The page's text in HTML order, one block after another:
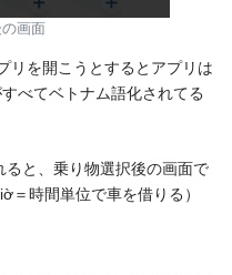
画面
リを開こうとするとアプリは
べてベトナム語化されてる
と、乗り物選択後の画面で
＝時間単位で車を借りる）